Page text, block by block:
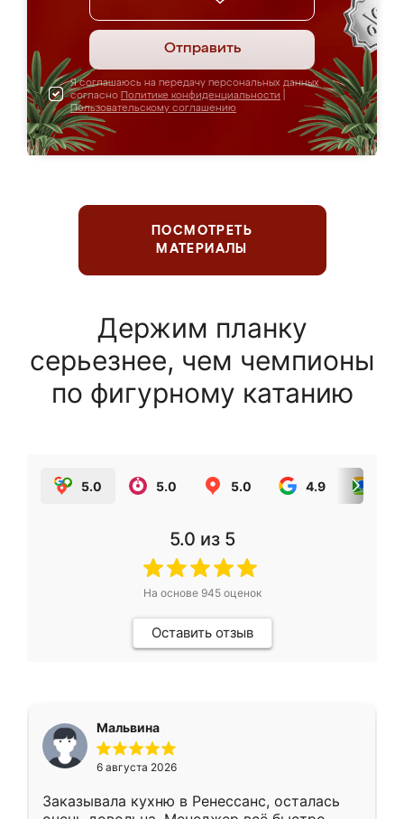
Отправить
Я соглашаюсь на передачу персональных данных
согласно Политике конфиденциальности
Пользовательскому соглашению
ПОСМОТРЕТЬ
МАТЕРИАЛЫ
Держим планку
серьезнее, чем чемпионы
по фигурному катанию
5.0 5.0 5.0 4.9
5.0 из 5
На основе 945оценок
Оставить отзыв
Мальвина
6 августа 2026
Заказывала кухню в Ренессанс, осталась